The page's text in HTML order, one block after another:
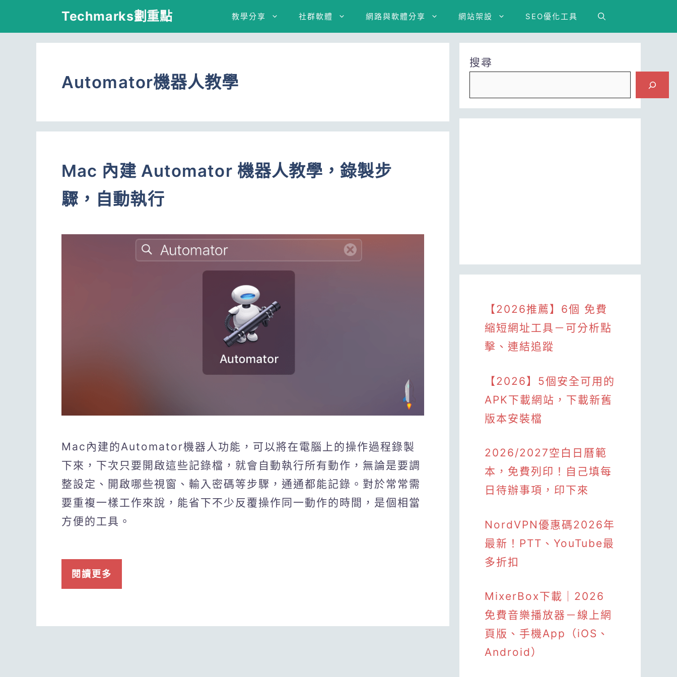
Techmarks劃重點 教學分享 社群軟體 網路與軟體分享 網站架設 SEO優化工具
Automator機器人教學
Mac 內建 Automator 機器人教學，錄製步
驟，自動執行
Mac內建的Automator機器人功能，可以將在電腦上的操作過程錄製
下來，下次只要開啟這些記錄檔，就會自動執行所有動作，無論是要調
整設定、開啟哪些視窗、輸入密碼等步驟，通通都能記錄。對於常常需
要重複一樣工作來說，能省下不少反覆操作同一動作的時間，是個相當
方便的工具。
閱讀更多
搜尋
【2026推薦】6個 免費
縮短網址工具－可分析點
擊、連結追蹤
【2026】5個安全可用的
APK下載網站，下載新舊
版本安裝檔
2026/2027空白日曆範
本，免費列印！自己填每
日待辦事項，印下來
NordVPN優惠碼2026年
最新！PTT、YouTube最
多折扣
MixerBox下載｜2026
免費音樂播放器－線上網
頁版、手機App（iOS、
Android）